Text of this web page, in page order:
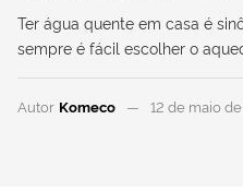
Ter água quente em casa é
sempre é fácil escolher o
Autor Komeco 12 de maio